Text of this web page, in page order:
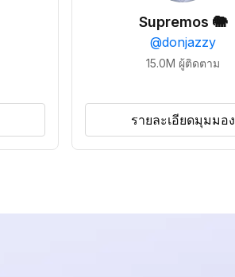
Supremos 🐘
@donjazzy
15.0M ผู้ติดตาม
รายละเอียดมุมมอง